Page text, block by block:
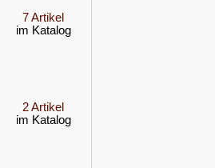
7 Artikel
im Katalog
2 Artikel
im Katalog